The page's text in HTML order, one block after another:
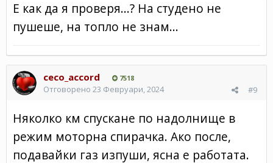
Е как да я проверя...? На студено не
пушеше, на топло не знам...
ceco_accord 7518
#9
Отговорено 23 Февруари, 2024
Няколко км спускане по надолнище в
режим моторна спирачка. Ако после,
подавайки газ изпуши, ясна е работата.